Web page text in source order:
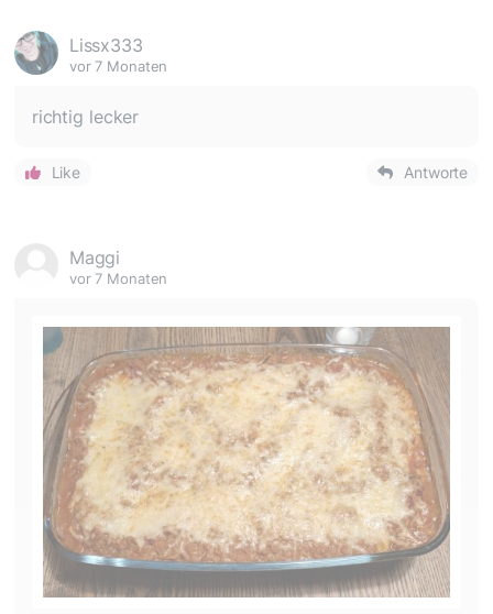
Lissx333
vor 7 Monaten
richtig lecker
Like Antworte
Maggi
vor 7 Monaten